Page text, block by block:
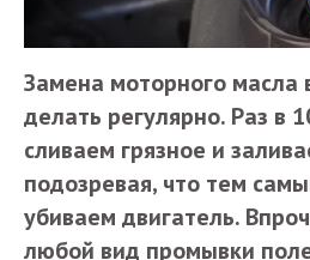
Замена моторного масла
делать регулярно. Раз в
сливаем грязное и
подозревая, что тем
убиваем двигатель.
любой вид промывки